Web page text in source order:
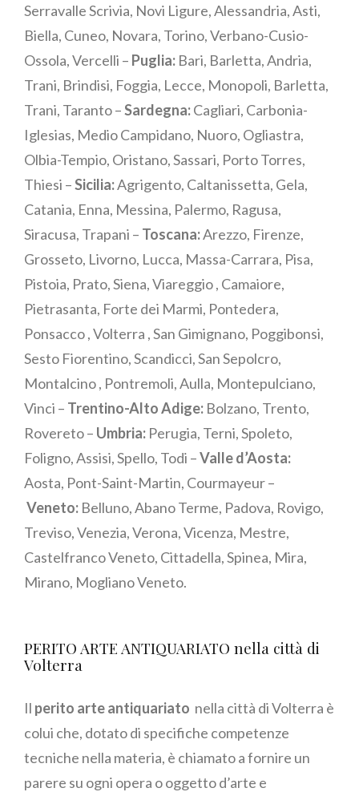
Serravalle Scrivia, Novi Ligure, Alessandria, Asti,
Biella, Cuneo, Novara, Torino, Verbano-Cusio-
Ossola, Vercelli – Puglia: Bari, Barletta, Andria,
Trani, Brindisi, Foggia, Lecce, Monopoli, Barletta,
Trani, Taranto –Sardegna:Cagliari, Carbonia-
Iglesias, Medio Campidano, Nuoro, Ogliastra,
Olbia-Tempio, Oristano, Sassari, Porto Torres,
Thiesi –Sicilia:Agrigento, Caltanissetta, Gela,
Catania, Enna, Messina, Palermo, Ragusa,
Siracusa, Trapani – Toscana:Arezzo, Firenze,
Grosseto, Livorno, Lucca, Massa-Carrara, Pisa,
Pistoia, Prato, Siena, Viareggio , Camaiore,
Pietrasanta, Forte dei Marmi, Pontedera,
Ponsacco , Volterra , San Gimignano, Poggibonsi,
Sesto Fiorentino, Scandicci, San Sepolcro,
Montalcino , Pontremoli, Aulla, Montepulciano,
Vinci – Trentino-Alto Adige: Bolzano, Trento,
Rovereto – Umbria: Perugia, Terni, Spoleto,
Foligno, Assisi, Spello, Todi –Valle d’Aosta:
Aosta, Pont-Saint-Martin, Courmayeur –
Veneto: Belluno, Abano Terme, Padova, Rovigo,
Treviso, Venezia, Verona, Vicenza, Mestre,
Castelfranco Veneto, Cittadella, Spinea, Mira,
Mirano, Mogliano Veneto.
PERITO ARTE ANTIQUARIATO nella città di
Volterra
Il perito arte antiquariato nella città di Volterra è
colui che, dotato di specifiche competenze
tecniche nella materia, è chiamato a fornire un
parere su ogni opera o oggetto d’arte e